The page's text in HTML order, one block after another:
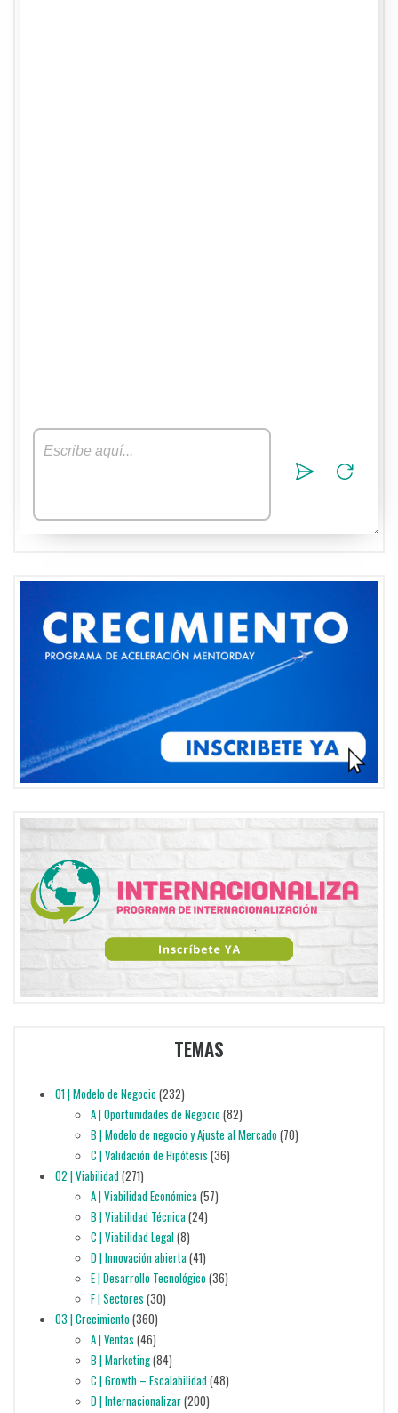
TEMAS
01 | Modelo de Negocio(232)
A | Oportunidades de Negocio(82)
B | Modelo de negocio y Ajuste al Mercado(70)
C | Validación de Hipótesis (36)
02 | Viabilidad(271)
A | Viabilidad Económica(57)
B | Viabilidad Técnica(24)
C | Viabilidad Legal(8)
D | Innovación abierta(41)
E | Desarrollo Tecnológico(36)
F | Sectores (30)
03 | Crecimiento(360)
A | Ventas (46)
B | Marketing(84)
C | Growth – Escalabilidad(48)
D | Internacionalizar(200)